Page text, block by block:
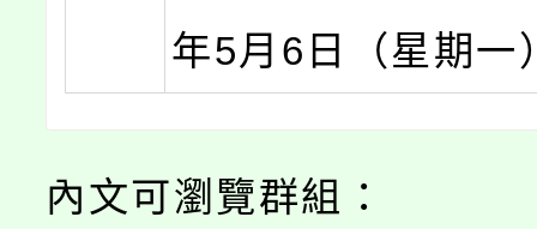
年5月6日（星期一
內文可瀏覽群組：